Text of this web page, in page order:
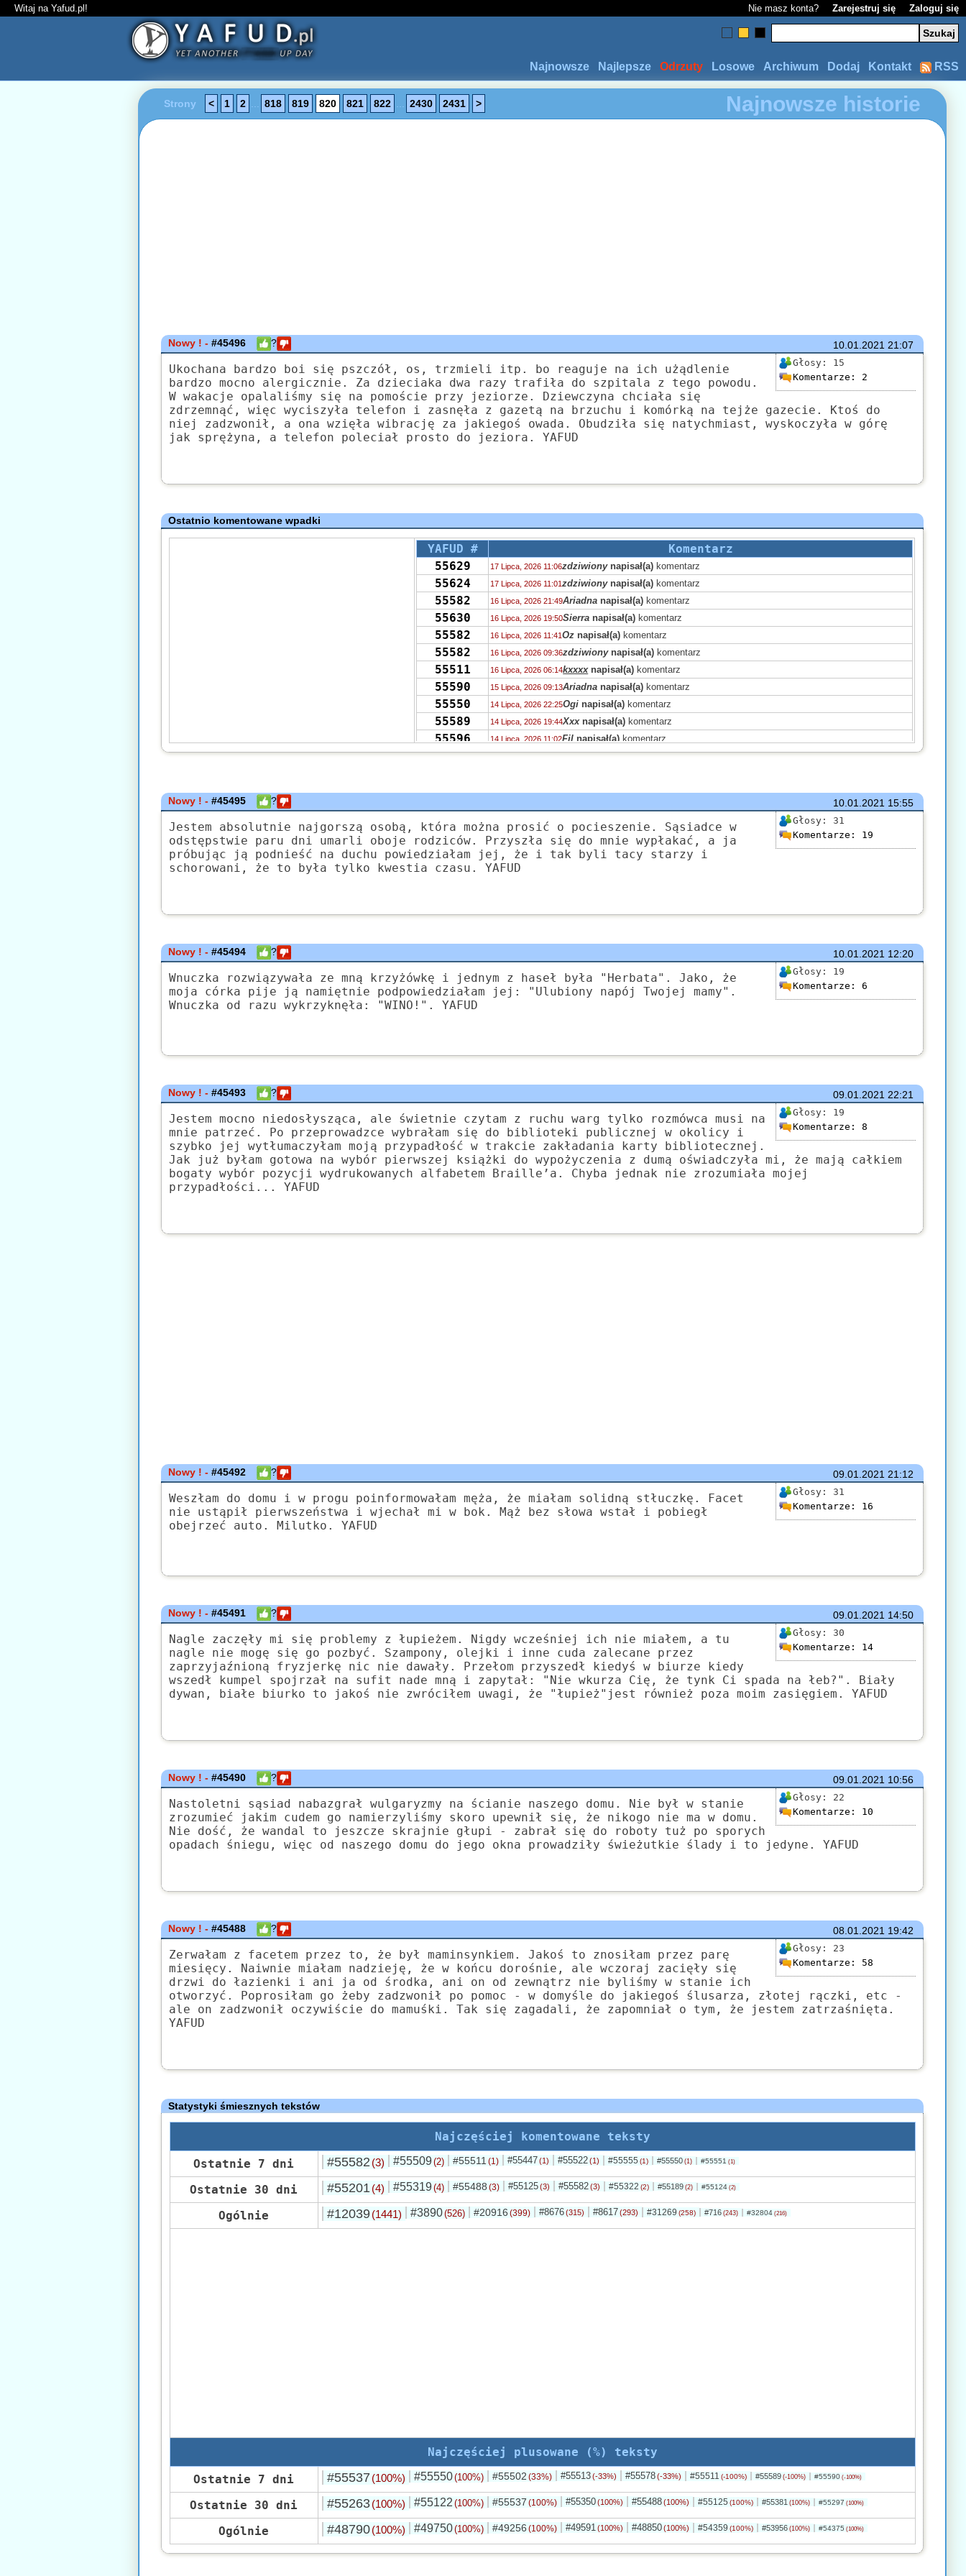
Witaj na Yafud.pl! Nie masz konta? Zarejestruj się Zaloguj się
RSS
Kontakt
Dodaj
Archiwum
Losowe
Odrzuty
Najlepsze
Najnowsze
Najnowsze historie
Strony < 1 2 818 819 820 821 822 2430 2431 >
10.01.2021 21:07
Nowy ! -#45496 ?
Głosy: 15
Komentarze: 2
Ukochana bardzo boi się pszczół, os, trzmieli itp. bo reaguje na ich użądlenie
bardzo mocno alergicznie. Za dzieciaka dwa razy trafiła do szpitala z tego powodu.
W wakacje opalaliśmy się na pomoście przy jeziorze. Dziewczyna chciała się
zdrzemnąć, więc wyciszyła telefon i zasnęła z gazetą na brzuchu i komórką na tejże gazecie. Ktoś do
niej zadzwonił, a ona wzięła wibrację za jakiegoś owada. Obudziła się natychmiast, wyskoczyła w górę
jak sprężyna, a telefon poleciał prosto do jeziora. YAFUD
Ostatnio komentowane wpadki
YAFUD #
Komentarz
55629
17 Lipca, 2026 11:06zdziwionynapisał(a) komentarz
55624 17 Lipca, 2026 11:01zdziwionynapisał(a) komentarz
55582 16 Lipca, 2026 21:49Ariadna napisał(a) komentarz
55630 16 Lipca, 2026 19:50Sierra napisał(a) komentarz
55582 16 Lipca, 2026 11:41Oz napisał(a) komentarz
55582 16 Lipca, 2026 09:36zdziwionynapisał(a) komentarz
55511 16 Lipca, 2026 06:14kxxxxnapisał(a) komentarz
55590 15 Lipca, 2026 09:13Ariadna napisał(a) komentarz
55550 14 Lipca, 2026 22:25Ogi napisał(a) komentarz
55589 14 Lipca, 2026 19:44Xxxnapisał(a) komentarz
55596 14 Lipca, 2026 11:02Fil napisał(a) komentarz
55509 14 Lipca, 2026 11:00Filnapisał(a)komentarz
55447 nudanapisał(a)komentarz
55522 jolawnapisał(a)komentarz
55551 12 Lipca, 2026 10:26zdziwionynapisał(a) komentarz
55555 12 Lipca, 2026 03:08Grejon napisał(a)komentarz
55474 11 Lipca, 2026 19:07Grejon napisał(a)komentarz
55467
10.01.2021 15:55
Nowy ! -#45495 ?
Głosy: 31
Komentarze: 19
Jestem absolutnie najgorszą osobą, która można prosić o pocieszenie. Sąsiadce w
odstępstwie paru dni umarli oboje rodziców. Przyszła się do mnie wypłakać, a ja
próbując ją podnieść na duchu powiedziałam jej, że i tak byli tacy starzy i
schorowani, że to była tylko kwestia czasu. YAFUD
10.01.2021 12:20
Nowy ! -#45494 ?
Głosy: 19
Komentarze: 6
Wnuczka rozwiązywała ze mną krzyżówkę i jednym z haseł była "Herbata". Jako, że
moja córka pije ją namiętnie podpowiedziałam jej: "Ulubiony napój Twojej mamy".
Wnuczka od razu wykrzyknęła: "WINO!". YAFUD
09.01.2021 22:21
Nowy ! -#45493 ?
Głosy: 19
Komentarze: 8
Jestem mocno niedosłysząca, ale świetnie czytam z ruchu warg tylko rozmówca musi na
mnie patrzeć. Po przeprowadzce wybrałam się do biblioteki publicznej w okolicy i
szybko jej wytłumaczyłam moją przypadłość w trakcie zakładania karty bibliotecznej.
Jak już byłam gotowa na wybór pierwszej książki do wypożyczenia z dumą oświadczyła mi, że mają całkiem
bogaty wybór pozycji wydrukowanych alfabetem Braille’a. Chyba jednak nie zrozumiała mojej
przypadłości... YAFUD
09.01.2021 21:12
Nowy ! -#45492 ?
Głosy: 31
Komentarze: 16
Weszłam do domu i w progu poinformowałam męża, że miałam solidną stłuczkę. Facet
nie ustąpił pierwszeństwa i wjechał mi w bok. Mąż bez słowa wstał i pobiegł
obejrzeć auto. Milutko. YAFUD
09.01.2021 14:50
Nowy ! -#45491 ?
Głosy: 30
Komentarze: 14
Nagle zaczęły mi się problemy z łupieżem. Nigdy wcześniej ich nie miałem, a tu
nagle nie mogę się go pozbyć. Szampony, olejki i inne cuda zalecane przez
zaprzyjaźnioną fryzjerkę nic nie dawały. Przełom przyszedł kiedyś w biurze kiedy
wszedł kumpel spojrzał na sufit nade mną i zapytał: "Nie wkurza Cię, że tynk Ci spada na łeb?". Biały
dywan, białe biurko to jakoś nie zwróciłem uwagi, że "łupież"jest również poza moim zasięgiem. YAFUD
09.01.2021 10:56
Nowy ! -#45490 ?
Głosy: 22
Komentarze: 10
Nastoletni sąsiad nabazgrał wulgaryzmy na ścianie naszego domu. Nie był w stanie
zrozumieć jakim cudem go namierzyliśmy skoro upewnił się, że nikogo nie ma w domu.
Nie dość, że wandal to jeszcze skrajnie głupi - zabrał się do roboty tuż po sporych
opadach śniegu, więc od naszego domu do jego okna prowadziły świeżutkie ślady i to jedyne. YAFUD
08.01.2021 19:42
Nowy ! -#45488 ?
Głosy: 23
Komentarze: 58
Zerwałam z facetem przez to, że był maminsynkiem. Jakoś to znosiłam przez parę
miesięcy. Naiwnie miałam nadzieję, że w końcu dorośnie, ale wczoraj zacięły się
drzwi do łazienki i ani ja od środka, ani on od zewnątrz nie byliśmy w stanie ich
otworzyć. Poprosiłam go żeby zadzwonił po pomoc - w domyśle do jakiegoś ślusarza, złotej rączki, etc -
ale on zadzwonił oczywiście do mamuśki. Tak się zagadali, że zapomniał o tym, że jestem zatrzaśnięta.
YAFUD
Statystyki śmiesznych tekstów
Najczęściej komentowane teksty
Ostatnie 7 dni
#55582 (3) #55509(2) #55511 (1) #55447 (1) #55522 (1) #55555 (1) #55550 (1) #55551 (1)
Ostatnie 30 dni #55201 (4) #55319(4) #55488 (3) #55125 (3) #55582 (3) #55322 (2) #55189 (2) #55124 (2)
Ogólnie #12039 (1441) #3890(526) #20916 (399) #8676 (315) #8617 (293) #31269 (258) #716 (243) #32804 (216)
Najczęściej plusowane (%) teksty
Ostatnie 7 dni
#55537 (100%) #55550(100%) #55502 (33%) #55513 (-33%) #55578 (-33%) #55511 (-100%) #55589 (-100%) #55590 (-100%)
Ostatnie 30 dni #55263 (100%) #55122 (100%) #55537 (100%) #55350 (100%) #55488 (100%) #55125 (100%) #55381 (100%) #55297 (100%)
Ogólnie #48790 (100%) #49750(100%) #49256 (100%) #49591 (100%) #48850 (100%) #54359 (100%) #53956 (100%) #54375 (100%)